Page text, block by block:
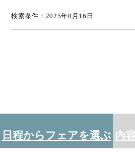
検索条件：2025年8月16日
日程からフェアを選ぶ 内